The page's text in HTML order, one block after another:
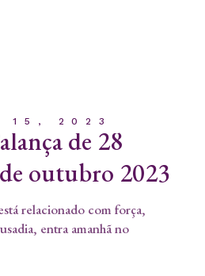
15, 2023
de 28
outubro 2023
relacionado com força,
entra amanhã no